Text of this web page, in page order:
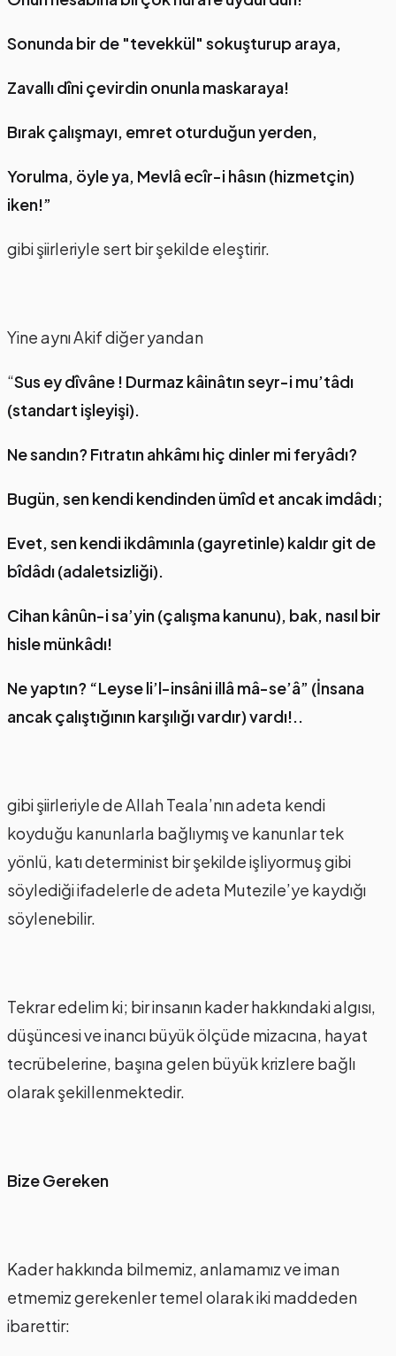
Sonunda bir de "tevekkül" sokuşturup araya,
Zavallı dîni çevirdin onunla maskaraya!
Bırak çalışmayı, emret oturduğun yerden,
Yorulma, öyle ya, Mevlâ ecîr-i hâsın (hizmetçin)
iken!”
gibi şiirleriyle sert bir şekilde eleştirir.
Yine aynı Akif diğer yandan
“Sus ey dîvâne ! Durmaz kâinâtın seyr-i mu’tâdı
(standart işleyişi).
Ne sandın? Fıtratın ahkâmı hiç dinler mi feryâdı?
Bugün, sen kendi kendinden ümîd et ancak imdâdı;
Evet, sen kendi ikdâmınla (gayretinle) kaldır git de
bîdâdı (adaletsizliği).
Cihan kânûn-i sa’yin (çalışma kanunu), bak, nasıl bir
hisle münkâdı!
Ne yaptın? “Leyse li’l-insâni illâ mâ-se’â” (İnsana
ancak çalıştığının karşılığı vardır) vardı!..
gibi şiirleriyle de Allah Teala’nın adeta kendi
koyduğu kanunlarla bağlıymış ve kanunlar tek
yönlü, katı determinist bir şekilde işliyormuş gibi
söylediği ifadelerle de adeta Mutezile’ye kaydığı
söylenebilir.
Tekrar edelim ki; bir insanın kader hakkındaki algısı,
düşüncesi ve inancı büyük ölçüde mizacına, hayat
tecrübelerine, başına gelen büyük krizlere bağlı
olarak şekillenmektedir.
Bize Gereken
Kader hakkında bilmemiz, anlamamız ve iman
etmemiz gerekenler temel olarak iki maddeden
ibarettir: